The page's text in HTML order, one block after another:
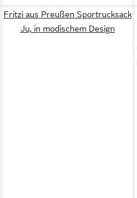
Fritzi aus Preußen Sportrucksack
Ju, in modischem Design